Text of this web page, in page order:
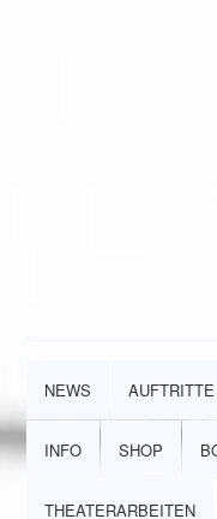
NEWS AUFTRITTE
INFO SHOP
THEATERARBEITEN